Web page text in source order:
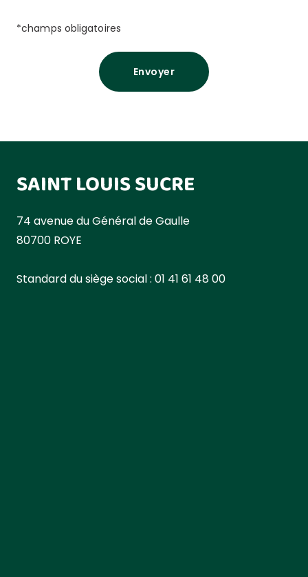
*champs obligatoires
SAINT LOUIS SUCRE
74 avenue du Général de Gaulle
80700 ROYE
Standard du siège social : 01 41 61 48 00